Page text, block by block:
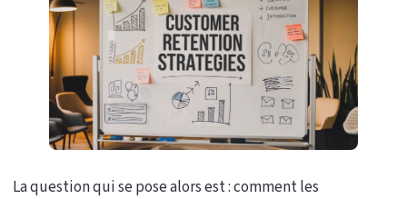
La question qui se pose alors est : comment les